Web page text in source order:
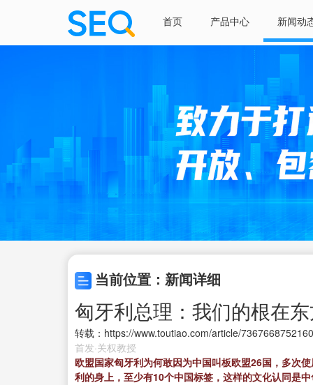
首页 产品中心 新闻动
当前位置：新闻详细
匈牙利总理：我们的根在
转载：https://www.toutiao.com/article/
首发·关权教授
欧盟国家匈牙利为何敢因为中国叫板欧盟26国，多次
利的身上，至少有10个中国标签，这样的文化认同是